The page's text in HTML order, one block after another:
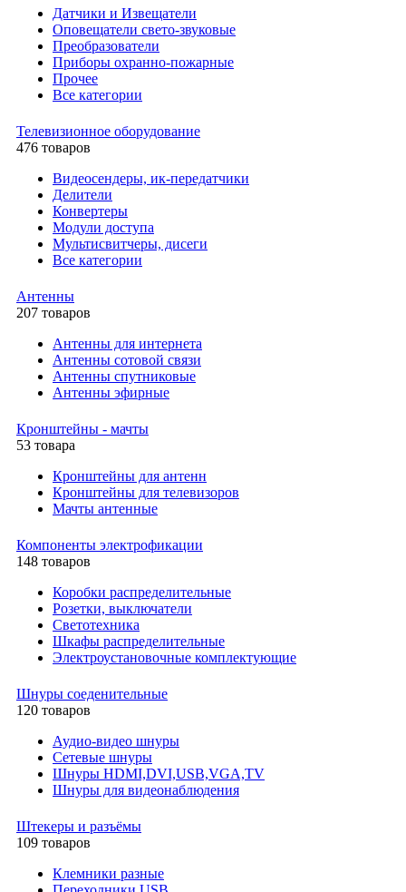
Датчики и Извещатели
Оповещатели свето-звуковые
Преобразователи
Приборы охранно-пожарные
Прочее
Все категории
Телевизионное оборудование
476 товаров
Видеосендеры, ик-передатчики
Делители
Конвертеры
Модули доступа
Мультисвитчеры, дисеги
Все категории
Антенны
207 товаров
Антенны для интернета
Антенны сотовой связи
Антенны спутниковые
Антенны эфирные
Кронштейны - мачты
53 товара
Кронштейны для антенн
Кронштейны для телевизоров
Мачты антенные
Компоненты электрофикации
148 товаров
Коробки распределительные
Розетки, выключатели
Светотехника
Шкафы распределительные
Электроустановочные комплектующие
Шнуры соеденительные
120 товаров
Аудио-видео шнуры
Сетевые шнуры
Шнуры HDMI,DVI,USB,VGA,TV
Шнуры для видеонаблюдения
Штекеры и разъёмы
109 товаров
Клемники разные